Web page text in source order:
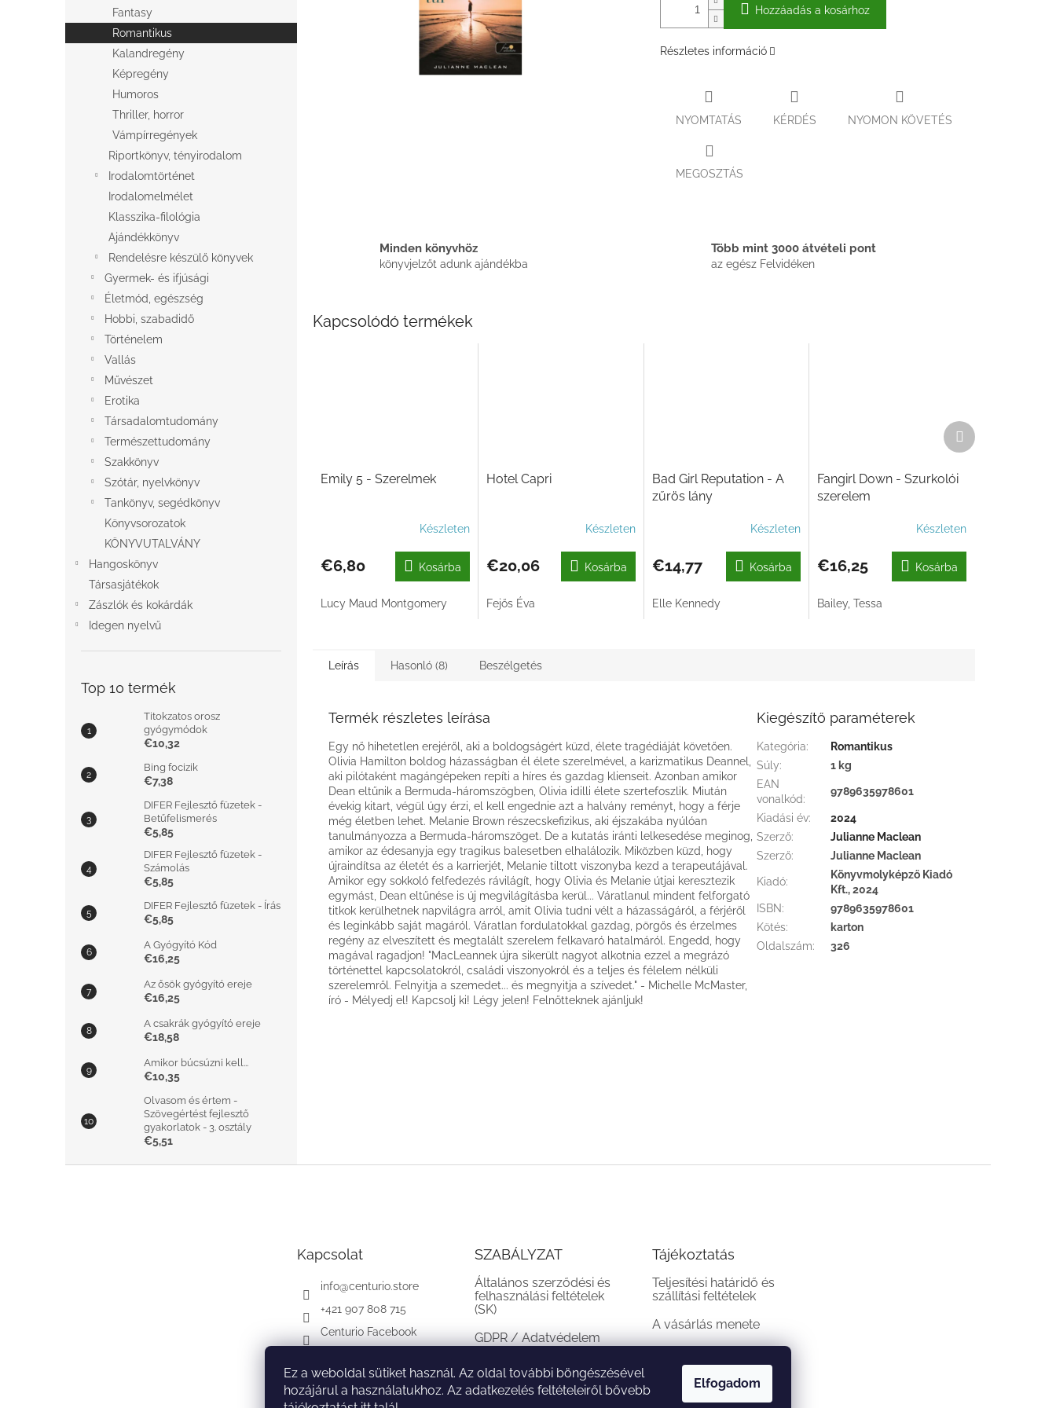
Ez a weboldal sütiket használ. Az oldal további böngészésével
hozájárul a használatukhoz. Az adatkezelés feltételeiről bővebb
Elfogadom
Fantasy
Romantikus
Kalandregény
Képregény
Humoros
Thriller, horror
Vámpírregények
Riportkönyv, tényirodalom
Irodalomtörténet
Irodalomelmélet
Klasszika-filológia
Ajándékkönyv
Rendelésre készülő könyvek
Gyermek- és ifjúsági
Életmód, egészség
Hobbi, szabadidő
Történelem
Vallás
Művészet
Erotika
Társadalomtudomány
Természettudomány
Szakkönyv
Szótár, nyelvkönyv
Tankönyv, segédkönyv
Könyvsorozatok
KÖNYVUTALVÁNY
Hangoskönyv
Társasjátékok
Zászlók és kokárdák
Idegen nyelvű
Top 10 termék
Titokzatos orosz
gyógymódok
€10,32
Bing focizik
€7,38
DIFER Fejlesztő füzetek -
Betűfelismerés
€5,85
DIFER Fejlesztő füzetek -
Számolás
€5,85
DIFER Fejlesztő füzetek - Írás
€5,85
A Gyógyító Kód
€16,25
Az ősök gyógyító ereje
€16,25
A csakrák gyógyító ereje
€18,58
Amikor búcsúzni kell...
€10,35
Olvasom és értem -
Szövegértést fejlesztő
gyakorlatok - 3. osztály
€5,51
Hozzáadás a kosárhoz
Részletes információ
NYOMTATÁS KÉRDÉS NYOMON KÖVETÉS
MEGOSZTÁS
Minden könyvhöz
könyvjelzőt adunk ajándékba
Több mint 3000 átvételi pont
az egész Felvidéken
Kapcsolódó termékek
Emily 5 - Szerelmek
Készleten
€6,80 Kosárba
Lucy Maud Montgomery
Hotel Capri
Készleten
€20,06 Kosárba
Fejős Éva
Bad Girl Reputation - A
zűrös lány
Készleten
€14,77 Kosárba
Elle Kennedy
Fangirl Down - Szurkolói
szerelem
Készleten
€16,25 Kosárba
Bailey, Tessa
Következő
termék
Leírás Hasonló (8) Beszélgetés
Termék részletes leírása
Egy nő hihetetlen erejéről, aki a boldogságért küzd, élete tragédiáját követően.
Olivia Hamilton boldog házasságban él élete szerelmével, a karizmatikus Deannel,
aki pilótaként magángépeken repíti a híres és gazdag klienseit. Azonban amikor
Dean eltűnik a Bermuda-háromszögben, Olivia idilli élete szertefoszlik. Miután
évekig kitart, végül úgy érzi, el kell engednie azt a halvány reményt, hogy a férje
még életben lehet. Melanie Brown részecskefizikus, aki éjszakába nyúlóan
tanulmányozza a Bermuda-háromszöget. De a kutatás iránti lelkesedése meginog,
amikor az édesanyja egy tragikus balesetben elhalálozik. Miközben küzd, hogy
újraindítsa az életét és a karrierjét, Melanie tiltott viszonyba kezd a terapeutájával.
Amikor egy sokkoló felfedezés rávilágít, hogy Olivia és Melanie útjai keresztezik
egymást, Dean eltűnése is új megvilágításba kerül... Váratlanul mindent felforgató
titkok kerülhetnek napvilágra arról, amit Olivia tudni vélt a házasságáról, a férjéről
és leginkább saját magáról. Váratlan fordulatokkal gazdag, pörgős és érzelmes
regény az elveszített és megtalált szerelem felkavaró hatalmáról. Engedd, hogy
magával ragadjon! "MacLeannek újra sikerült nagyot alkotnia ezzel a megrázó
történettel kapcsolatokról, családi viszonyokról és a teljes és félelem nélküli
szerelemről. Felnyitja a szemedet... és megnyitja a szívedet." - Michelle McMaster,
író - Mélyedj el! Kapcsolj ki! Légy jelen! Felnőtteknek ajánljuk!
Kiegészítő paraméterek
Kategória:
Romantikus
Súly:
1 kg
EAN
vonalkód:
9789635978601
Kiadási év:
2024
Szerző:
Julianne Maclean
Szerző: Julianne Maclean
Kiadó:
Könyvmolyképző Kiadó
Kft., 2024
ISBN:
9789635978601
Kötés:
karton
Oldalszám: 326
Kapcsolat
info@centurio.store
+421 907 808 715
Centurio Facebook
SZABÁLYZAT
Általános szerződési és
felhasználási feltételek
(SK)
GDPR / Adatvédelem
(SK)
Reklamációs feltételek
(SK)
Tájékoztatás
Teljesítési határidő és
szállítási feltételek
A vásárlás menete